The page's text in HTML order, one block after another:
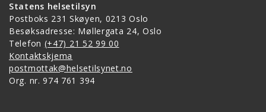
Statens helsetilsyn
Postboks 231 Skøyen, 0213 Oslo
Besøksadresse: Møllergata 24, Oslo
Telefon (+47) 21 52 99 00
Kontaktskjema
postmottak@helsetilsynet.no
Org. nr. 974 761 394